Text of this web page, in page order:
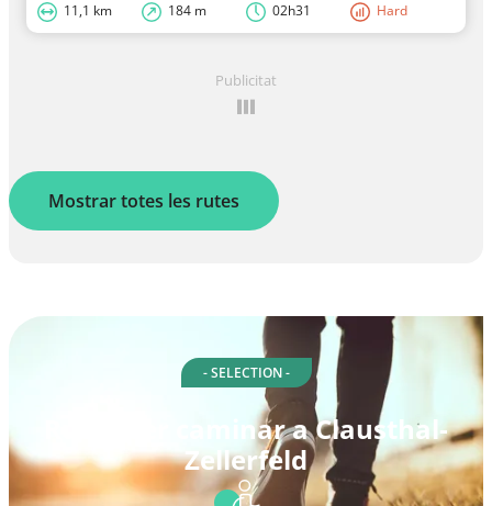
11,1 km 184 m 02h31 Hard
Publicitat
Mostrar totes les rutes
- SELECTION -
Rutes per caminar a Clausthal-
Zellerfeld